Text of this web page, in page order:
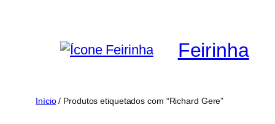
Feirinha
Início/ Produtos etiquetados com “Richard Gere”